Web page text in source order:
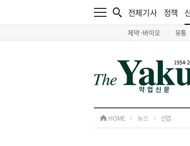
전체기사 정책
제약·바이오 유통
HOME > 뉴스 > 산업